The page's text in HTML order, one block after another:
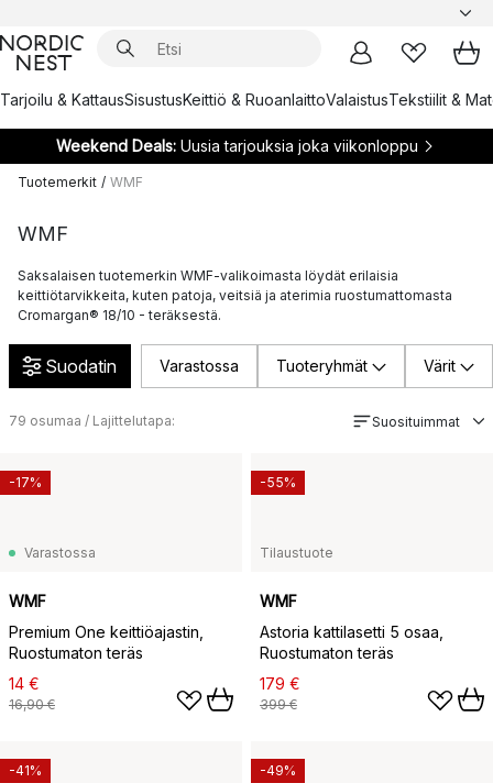
Tarjoilu & KattausSisustusKeittiö & RuoanlaittoValaistusTekstiilit &
Weekend Deals:Uusia tarjouksia joka viikonloppu
Tuotemerkit / WMF
WMF
Saksalaisen tuotemerkin WMF-valikoimasta löydät erilaisia
keittiötarvikkeita, kuten patoja, veitsiä ja aterimia ruostumattomasta
Cromargan® 18/10 - teräksestä.
Suodatin Varastossa Tuoteryhmät Värit
79 osumaa / Lajittelutapa: Suosituimmat
Varastossa
WMF
Premium One keittiöajastin,
Ruostumaton teräs
14 €
16,90 €
-17%
Tilaustuote
WMF
Astoria kattilasetti 5 osaa,
Ruostumaton teräs
179 €
399 €
-55%
-41% -49%